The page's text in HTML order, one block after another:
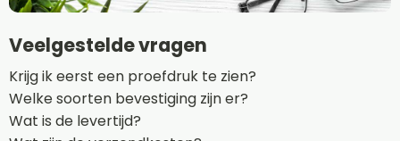
Veelgestelde vragen
Krijg ik eerst een proefdruk te zien?
Welke soorten bevestiging zijn er?
Wat is de levertijd?